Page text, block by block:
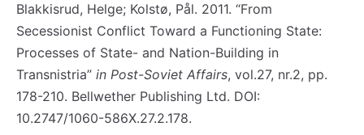
Blakkisrud, Helge; Kolstø, Pål. 2011. “From
Secessionist Conflict Toward a Functioning State:
Processes of State- and Nation-Building in
Transnistria” in Post-Soviet Affairs, vol.27, nr.2, pp.
178-210. Bellwether Publishing Ltd. DOI:
10.2747/1060-586X.27.2.178.